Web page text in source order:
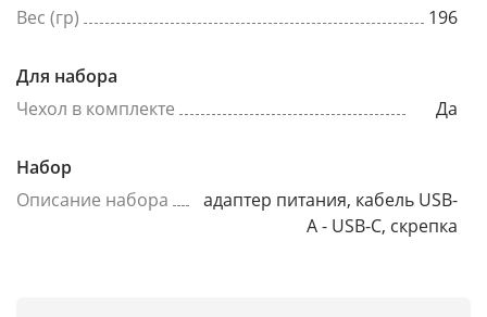
Вес (гр)
196
Для набора
Чехол в комплекте
Да
Набор
Описание набора
адаптер питания, кабель USB-
A - USB-C, скрепка